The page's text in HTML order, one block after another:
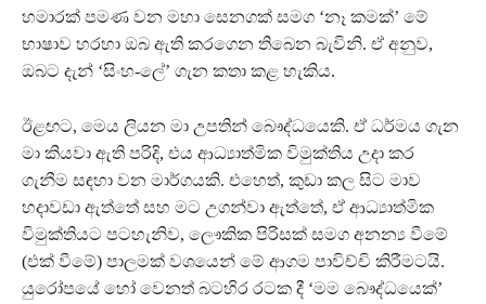
හමාරක් පමණ වන මහා සෙනගක් සමග ‘නෑ කමක්’ මේ
භාෂාව හරහා ඔබ ඇති කරගෙන තිබෙන බැවිනි. ඒ අනුව,
ඔබට දැන් ‘සිංහ-ලේ’ ගැන කතා කළ හැකිය.
ඊළඟට, මෙය ලියන මා උපතින් බෞද්ධයෙකි. ඒ ධර්මය ගැන
මා කියවා ඇති පරිදි, එය ආධ්‍යාත්මික විමුක්තිය උදා කර
ගැනීම සඳහා වන මාර්ගයකි. එහෙත්, කුඩා කල සිට මාව
හදාවඩා ඇත්තේ සහ මට උගන්වා ඇත්තේ, ඒ ආධ්‍යාත්මික
විමුක්තියට පටහැනිව, ලෞකික පිරිසක් සමග අනන්‍ය වීමේ
(එක් වීමේ) පාලමක් වශයෙන් මේ ආගම පාවිච්චි කිරීමටයි.
යුරෝපයේ හෝ වෙනත් බටහිර රටක දී ‘මම බෞද්ධයෙක්’